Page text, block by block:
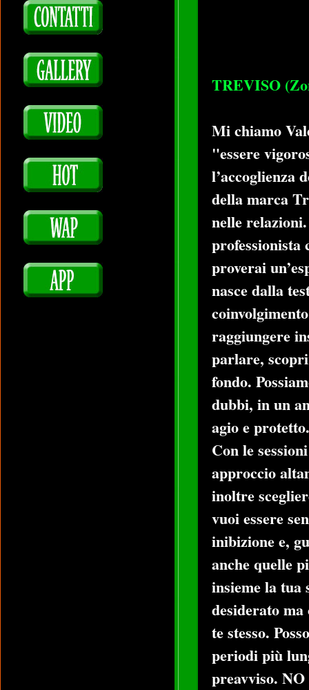
TREVISO
Mi chiamo
"essere
l’accoglienza
della marca
nelle
professionista
proverai
nasce dalla
raggiungere
parlare,
fondo.
dubbi, in un
agio e
Con le
approccio
inoltre
vuoi essere
inibizione e,
anche quelle
insieme la tua
desiderato
te stesso.
periodi più
preavviso.